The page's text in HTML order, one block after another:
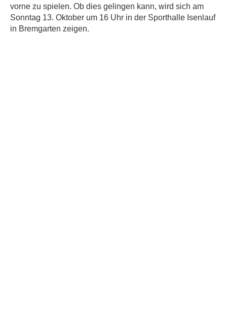
vorne zu spielen. Ob dies gelingen kann, wird sich am
Sonntag 13. Oktober um 16 Uhr in der Sporthalle Isenlauf
in Bremgarten zeigen.